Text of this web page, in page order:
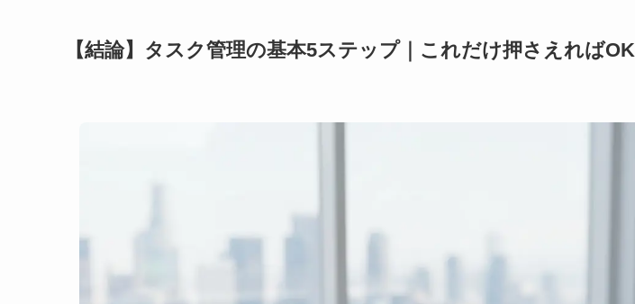
【結論】タスク管理の基本5ステップ｜これだけ押さえればOK